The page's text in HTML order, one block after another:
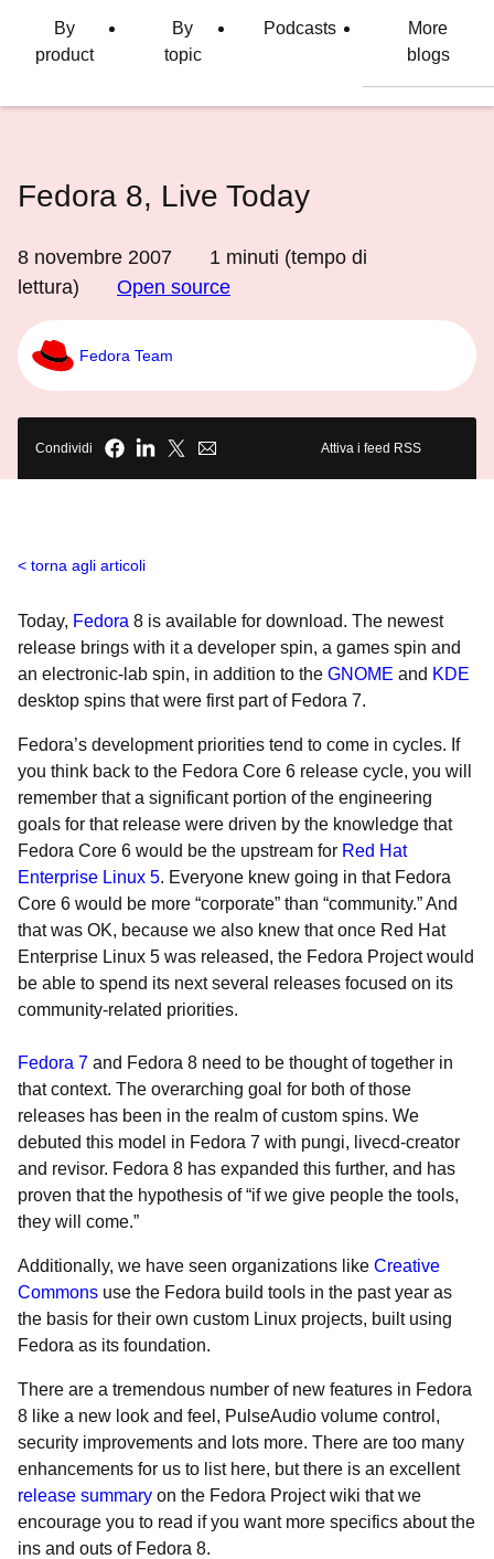
By
product
By
topic
Podcasts
More
blogs
Fedora 8, Live Today
8 novembre 2007 1 minuti (tempo di
lettura)
Open source
Fedora Team
Condividi Attiva i feed RSS
torna agli articoli
Today, Fedora 8 is available for download. The newest
release brings with it a developer spin, a games spin and
an electronic-lab spin, in addition to the GNOME and KDE
desktop spins that were first part of Fedora 7.
Fedora’s development priorities tend to come in cycles. If
you think back to the Fedora Core 6 release cycle, you will
remember that a significant portion of the engineering
goals for that release were driven by the knowledge that
Fedora Core 6 would be the upstream for Red Hat
Enterprise Linux 5. Everyone knew going in that Fedora
Core 6 would be more “corporate” than “community.” And
that was OK, because we also knew that once Red Hat
Enterprise Linux 5 was released, the Fedora Project would
be able to spend its next several releases focused on its
community-related priorities.
Fedora 7 and Fedora 8 need to be thought of together in
that context. The overarching goal for both of those
releases has been in the realm of custom spins. We
debuted this model in Fedora 7 with pungi, livecd-creator
and revisor. Fedora 8 has expanded this further, and has
proven that the hypothesis of “if we give people the tools,
they will come.”
Additionally, we have seen organizations like Creative
Commons use the Fedora build tools in the past year as
the basis for their own custom Linux projects, built using
Fedora as its foundation.
There are a tremendous number of new features in Fedora
8 like a new look and feel, PulseAudio volume control,
security improvements and lots more. There are too many
enhancements for us to list here, but there is an excellent
release summary on the Fedora Project wiki that we
encourage you to read if you want more specifics about the
ins and outs of Fedora 8.